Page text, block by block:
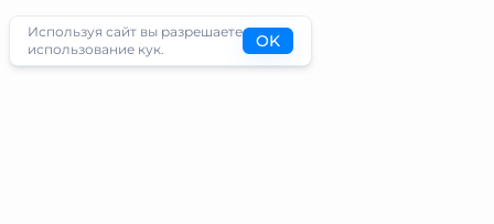
Используя сайт вы разрешаете
использование кук.
OK